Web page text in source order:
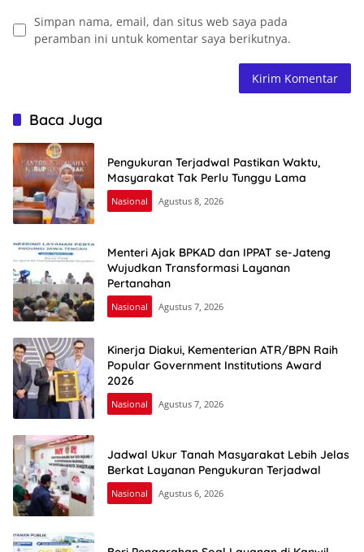
Simpan nama, email, dan situs web saya pada
peramban ini untuk komentar saya berikutnya.
Baca Juga
Pengukuran Terjadwal Pastikan Waktu,
Masyarakat Tak Perlu Tunggu Lama
Nasional Agustus 8, 2026
Menteri Ajak BPKAD dan IPPAT se-Jateng
Wujudkan Transformasi Layanan
Pertanahan
Nasional Agustus 7, 2026
Kinerja Diakui, Kementerian ATR/BPN Raih
Popular Government Institutions Award
2026
Nasional Agustus 7, 2026
Jadwal Ukur Tanah Masyarakat Lebih Jelas
Berkat Layanan Pengukuran Terjadwal
Nasional Agustus 6, 2026